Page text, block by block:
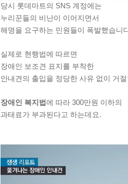
당시 롯데마트의 SNS 계정에는
누리꾼들의 비난이 이어지면서
해명을 요구하는 민원들이 폭발했습니
실제로 현행법에 따르면
장애인 보조견 표지를 부착한
안내견의 출입을 정당한 사유 없이 거
장애인 복지법 에 따라 300만원 이하의
과태료가 부과된다고 하는데요.